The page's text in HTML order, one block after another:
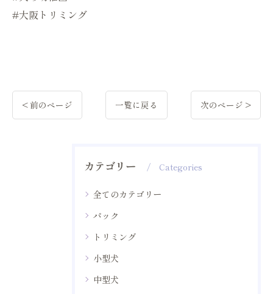
#大阪トリミング
< 前のページ 一覧に戻る 次のページ >
カテゴリー Categories
全てのカテゴリー
パック
トリミング
小型犬
中型犬